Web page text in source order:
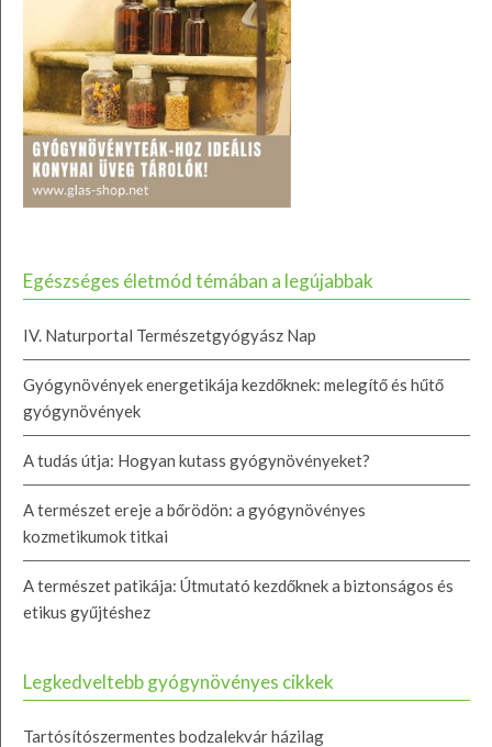
Egészséges életmód témában a legújabbak
IV. Naturportal Természetgyógyász Nap
Gyógynövények energetikája kezdőknek: melegítő és hűtő
gyógynövények
A tudás útja: Hogyan kutass gyógynövényeket?
A természet ereje a bőrödön: a gyógynövényes
kozmetikumok titkai
A természet patikája: Útmutató kezdőknek a biztonságos és
etikus gyűjtéshez
Legkedveltebb gyógynövényes cikkek
Tartósítószermentes bodzalekvár házilag